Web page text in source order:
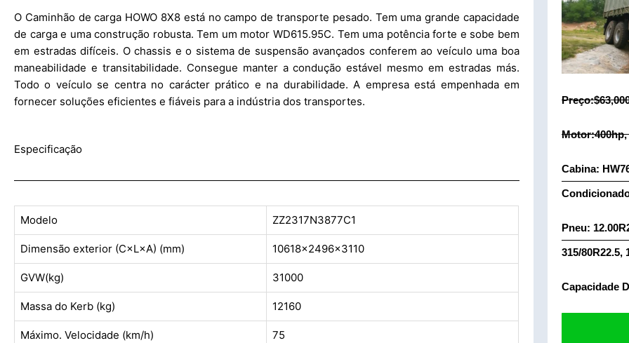
O Caminhão de carga HOWO 8X8 está no campo de transporte pesado. Tem uma grande capacidade
de carga e uma construção robusta. Tem um motor WD615.95C. Tem uma potência forte e sobe bem
em estradas difíceis. O chassis e o sistema de suspensão avançados conferem ao veículo uma boa
maneabilidade e transitabilidade. Consegue manter a condução estável mesmo em estradas más.
Todo o veículo se centra no carácter prático e na durabilidade. A empresa está empenhada em
fornecer soluções eficientes e fiáveis para a indústria dos transportes.
Especificação
Modelo ZZ2317N3877C1
Dimensão exterior (C×L×A) (mm) 10618x2496x3110
GVW(kg) 31000
Massa do Kerb (kg) 12160
Máximo. Velocidade (km/h) 75
Cabina:
Pneu:
315/80R22.5,
Capacidade